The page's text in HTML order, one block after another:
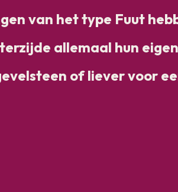
van het type Fuut
allemaal hun
of liever voor